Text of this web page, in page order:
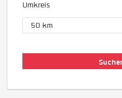
Umkreis